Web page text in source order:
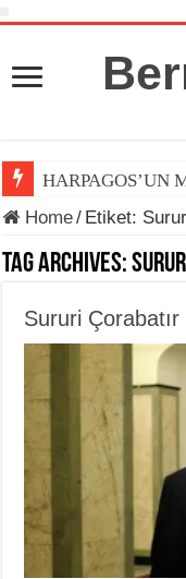
HARPAGOS’UN
Home/ Etiket:
Tag Archives:
Sururi Çorabatır